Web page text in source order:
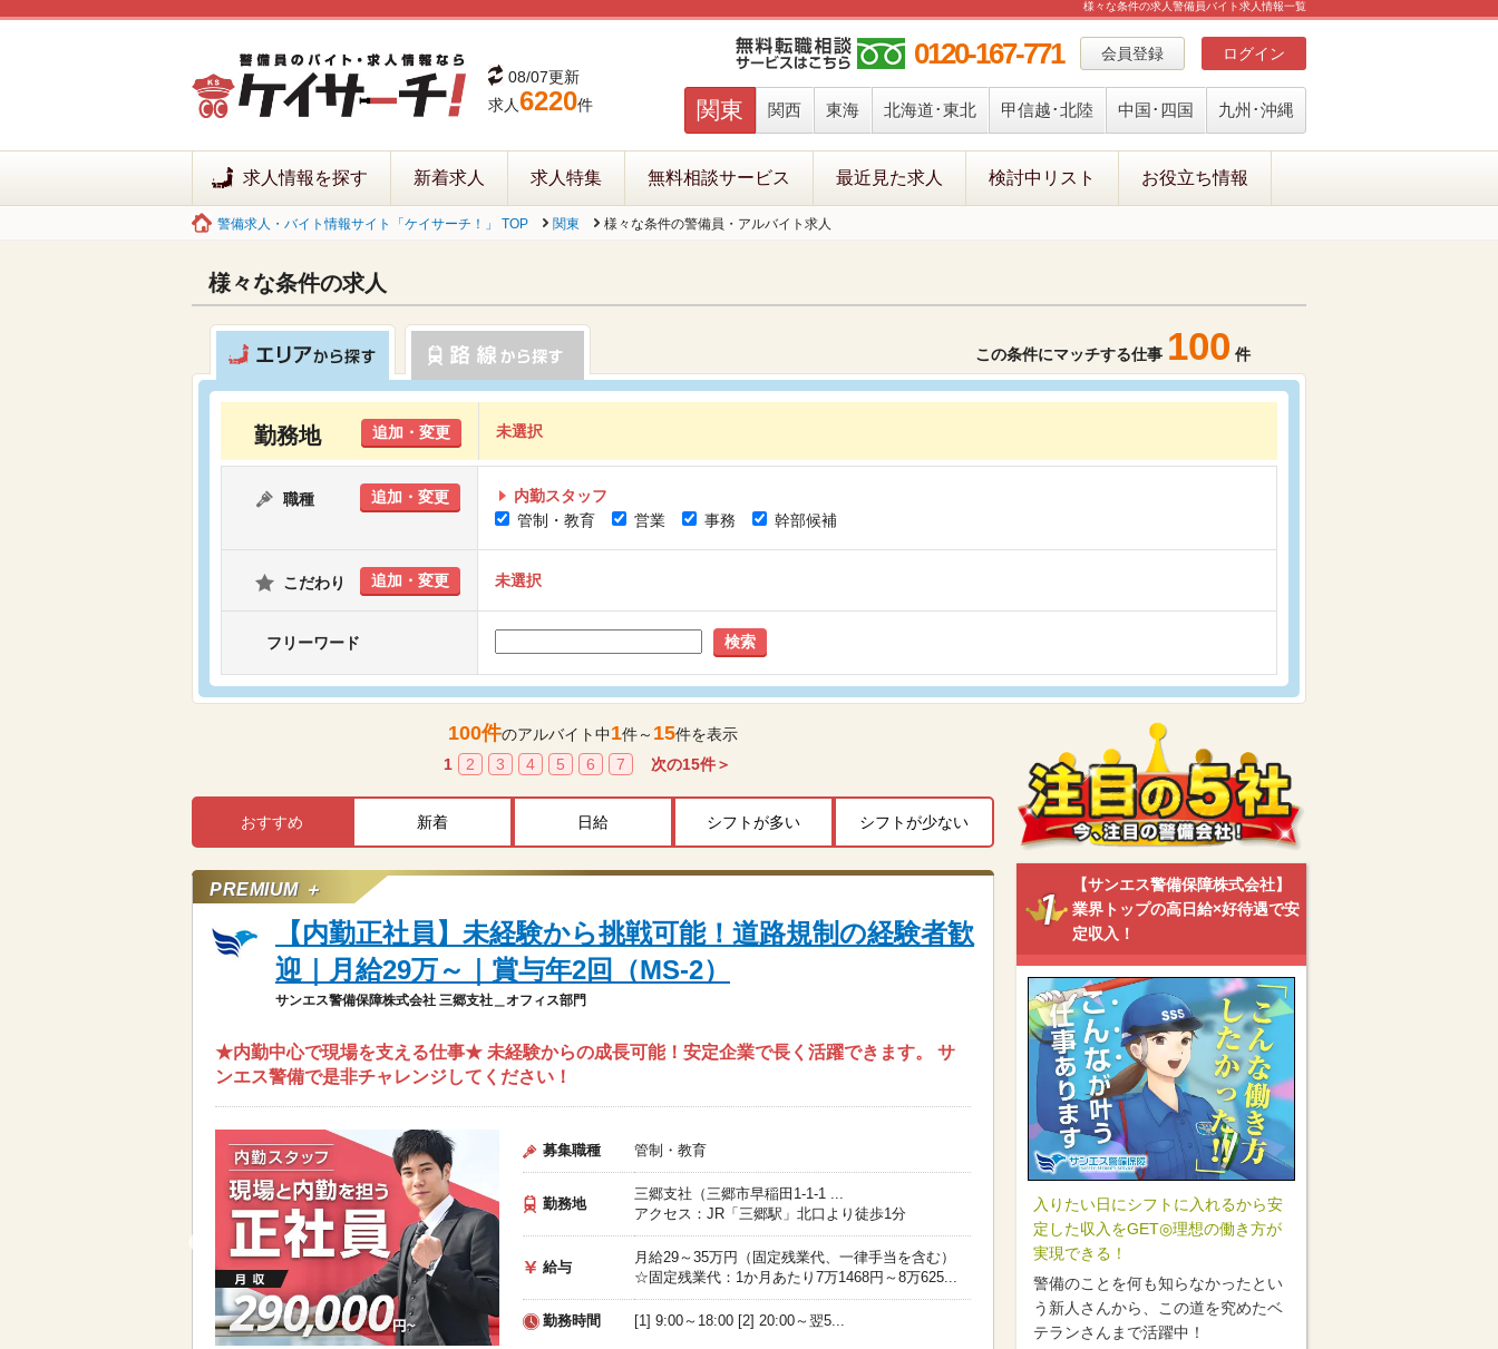
様々な条件の求人警備員バイト求人情報一覧
08/07更新
求人6220件
会員登録 ログイン
0120-167-771
関東 関西 東海 北海道･東北 甲信越･北陸 中国･四国 九州･沖縄
求人情報を探す 新着求人 求人特集 無料相談サービス 最近見た求人 検討中リスト お役立ち情報
警備求人・バイト情報サイト「ケイサーチ！」 TOP 関東 様々な条件の警備員・アルバイト求人
様々な条件の求人
この条件にマッチする仕事 100 件
勤務地 追加・変更 未選択
職種 追加・変更
内勤スタッフ
管制・教育
営業 事務 幹部候補
こだわり 追加・変更 未選択
フリーワード 検索
100件のアルバイト中1件～ 15件を表示
1
2 3 4 5 6 7 次の15件＞
おすすめ 新着 日給 シフトが多い シフトが少ない
PREMIUM ＋
【内勤正社員】未経験から挑戦可能！道路規制の経験者歓
迎｜月給29万～｜賞与年2回（MS-2）
サンエス警備保障株式会社 三郷支社＿オフィス部門
★内勤中心で現場を支える仕事★ 未経験からの成長可能！安定企業で長く活躍できます。 サ
ンエス警備で是非チャレンジしてください！
募集職種 管制・教育
勤務地
三郷支社（三郷市早稲田1-1-1 ...
アクセス：JR「三郷駅」北口より徒歩1分
給与
月給29～35万円（固定残業代、一律手当を含む）
☆固定残業代：1か月あたり7万1468円～8万625...
勤務時間 [1] 9:00～18:00 [2] 20:00～翌5...
【サンエス警備保障株式会社】
業界トップの高日給×好待遇で安
定収入！
入りたい日にシフトに入れるから安
定した収入をGET◎理想の働き方が
実現できる！
警備のことを何も知らなかったとい
う新人さんから、この道を究めたベ
テランさんまで活躍中！